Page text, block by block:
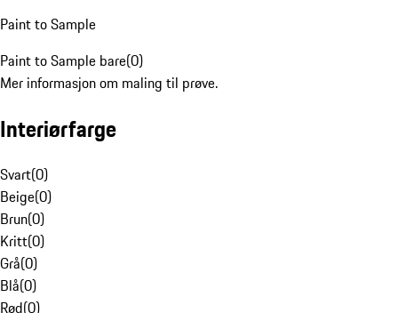
Paint to Sample
Paint to Sample bare(0)
Mer informasjon om maling til prøve.
Interiørfarge
Svart(0)
Beige(0)
Brun(0)
Kritt(0)
Grå(0)
Blå(0)
Rød(0)